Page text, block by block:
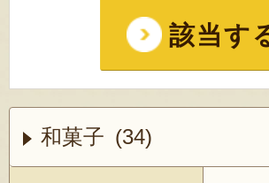
該当す
和菓子 (34)